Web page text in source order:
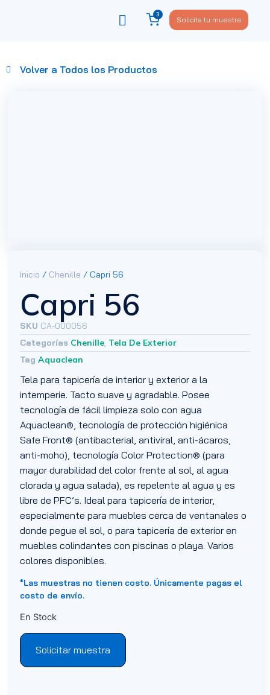
3
Solicita tu muestra
Volver a Todos los Productos
Inicio / Chenille / Capri 56
Capri 56
SKU CA-000056
Categorías Chenille, Tela De Exterior
Tag Aquaclean
Tela para tapicería de interior y exterior a la
intemperie. Tacto suave y agradable. Posee
tecnología de fácil limpieza solo con agua
Aquaclean®, tecnología de protección higiénica
Safe Front® (antibacterial, antiviral, anti-ácaros,
anti-moho), tecnología Color Protection® (para
mayor durabilidad del color frente al sol, al agua
clorada y agua salada), es repelente al agua y es
libre de PFC’s. Ideal para tapicería de interior,
especialmente para muebles cerca de ventanales o
donde pegue el sol, o para tapicería de exterior en
muebles colindantes con piscinas o playa. Varios
colores disponibles.
*Las muestras no tienen costo. Únicamente pagas el
costo de envío.
En Stock
Solicitar muestra